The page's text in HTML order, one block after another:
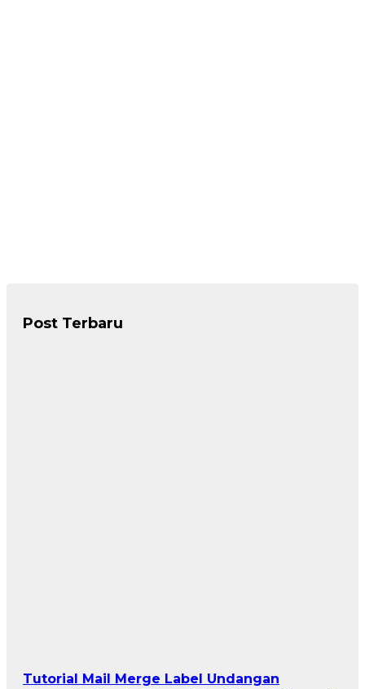
Post Terbaru
Tutorial Mail Merge Label Undangan